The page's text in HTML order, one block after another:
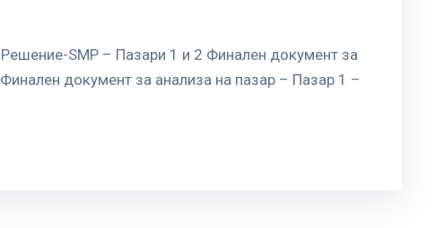
SMP – Пазари 1 и 2 Финален документ за
документ за анализа на пазар – Пазар 1 –